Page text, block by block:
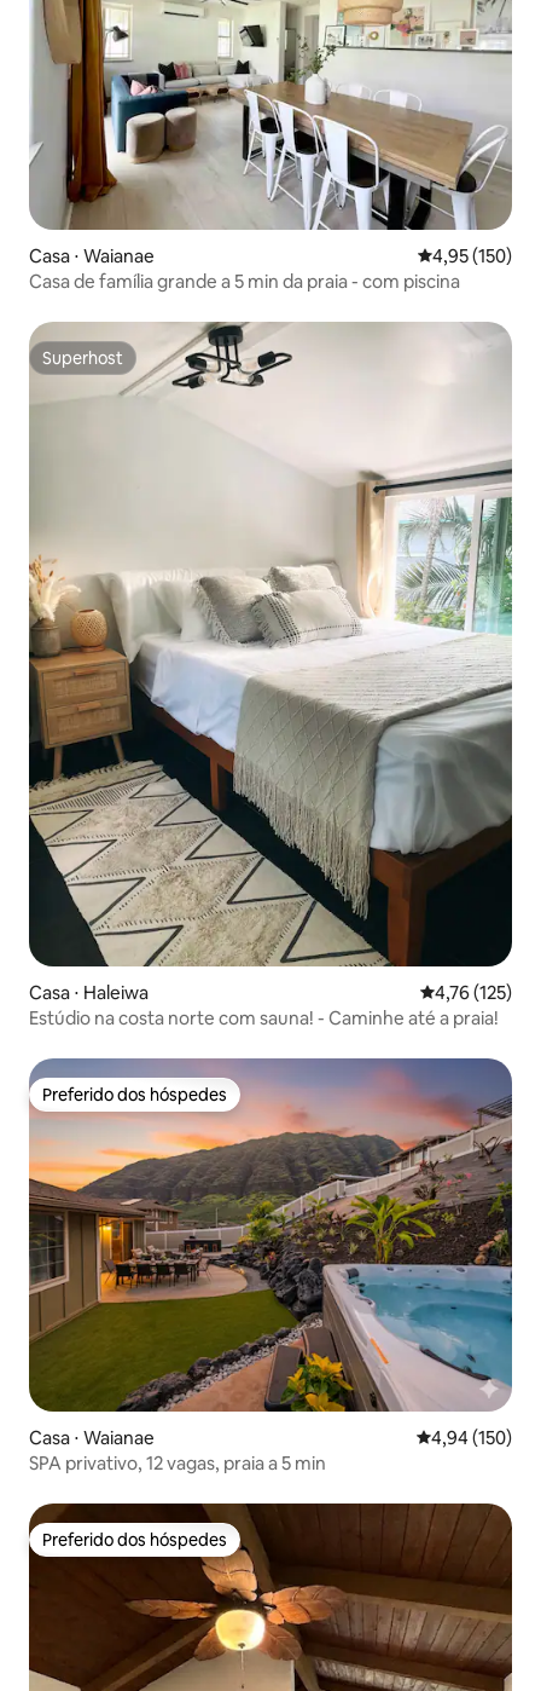
Casa ⋅ Waianae 4,95 de uma
4,95 (150)
Casa de família grande a 5 min da praia - com piscina
Superhost
Superhost
Casa ⋅ Haleiwa 4,76 de uma
4,76 (125)
Estúdio na costa norte com sauna! - Caminhe até a praia!
Preferido dos hóspedes
Preferido dos hóspedes
Casa ⋅ Waianae 4,94 de uma
4,94 (150)
SPA privativo, 12 vagas, praia a 5 min
Preferido dos hóspedes
Preferido dos hóspedes